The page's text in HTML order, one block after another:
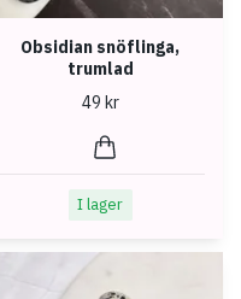
Obsidian snöflinga,
trumlad
49 kr
I lager